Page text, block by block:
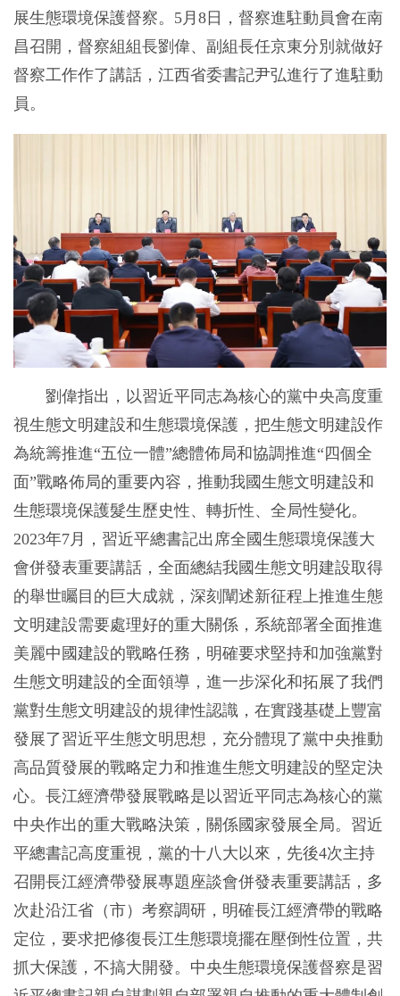
展生態環境保護督察。5月8日，督察進駐動員會在南
昌召開，督察組組長劉偉、副組長任京東分別就做好
督察工作作了講話，江西省委書記尹弘進行了進駐動
員。
劉偉指出，以習近平同志為核心的黨中央高度重
視生態文明建設和生態環境保護，把生態文明建設作
為統籌推進“五位一體”總體佈局和協調推進“四個全
面”戰略佈局的重要內容，推動我國生態文明建設和
生態環境保護髮生歷史性、轉折性、全局性變化。
2023年7月，習近平總書記出席全國生態環境保護大
會併發表重要講話，全面總結我國生態文明建設取得
的舉世矚目的巨大成就，深刻闡述新征程上推進生態
文明建設需要處理好的重大關係，系統部署全面推進
美麗中國建設的戰略任務，明確要求堅持和加強黨對
生態文明建設的全面領導，進一步深化和拓展了我們
黨對生態文明建設的規律性認識，在實踐基礎上豐富
發展了習近平生態文明思想，充分體現了黨中央推動
高品質發展的戰略定力和推進生態文明建設的堅定決
心。長江經濟帶發展戰略是以習近平同志為核心的黨
中央作出的重大戰略決策，關係國家發展全局。習近
平總書記高度重視，黨的十八大以來，先後4次主持
召開長江經濟帶發展專題座談會併發表重要講話，多
次赴沿江省（市）考察調研，明確長江經濟帶的戰略
定位，要求把修復長江生態環境擺在壓倒性位置，共
抓大保護，不搞大開發。中央生態環境保護督察是習